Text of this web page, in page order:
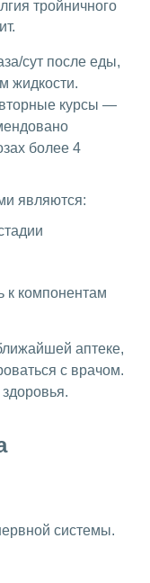
тройничного
сут после еды,
жидкости.
курсы —
более 4
являются:
к компонентам
аптеке,
с врачом.
системы.